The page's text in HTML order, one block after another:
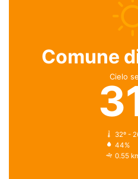
Comune
Cielo
32º -
44%
0.55